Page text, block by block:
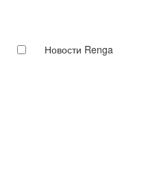
Новости Renga